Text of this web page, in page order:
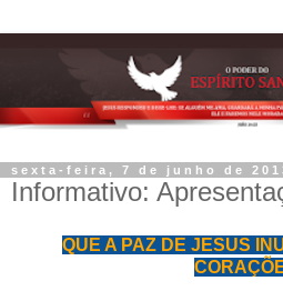
sexta-feira, 7 de junho de
Informativo:
QUE A PAZ DE JESUS